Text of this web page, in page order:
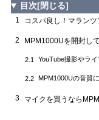
目次[閉じる]
1 コスパ良し！マラン
2 MPM1000Uを開封し
2.1 YouTube撮影やラ
2.2 MPM1000Uの音質
3 マイクを買うなら